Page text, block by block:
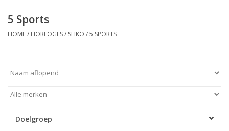
Occasions
Overige
Merken
5 Sports
HOME/ HORLOGES/ SEIKO /5 SPORTS
Doelgroep